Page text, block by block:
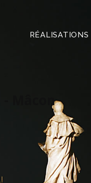
RÉALISATIONS
- Mâcon